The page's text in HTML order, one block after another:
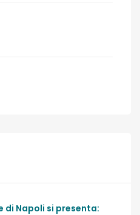
di Napoli si presenta: